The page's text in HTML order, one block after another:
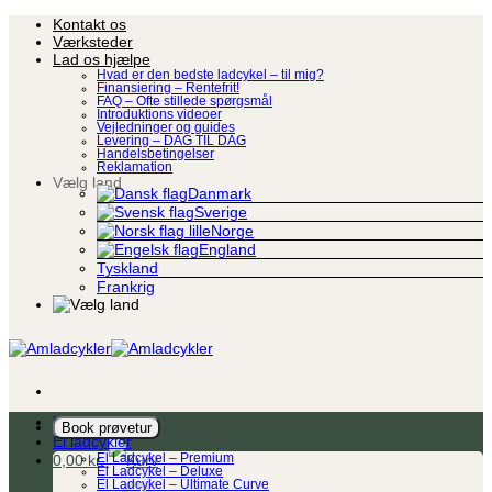
Fortsæt
indhold
Kontakt os
Værksteder
Lad os hjælpe
Hvad er den bedste ladcykel – til mig?
Finansiering – Rentefrit!
FAQ – Ofte stillede spørgsmål
Introduktions videoer
Vejledninger og guides
Levering – DAG TIL DAG
Handelsbetingelser
Reklamation
Vælg land
Danmark
Sverige
Norge
England
Tyskland
Frankrig
Book prøvetur
0,00kr.
Ladcykel
El ladcykler
El Ladcykel – Premium
El Ladcykel – Deluxe
El Ladcykel – Ultimate Curve